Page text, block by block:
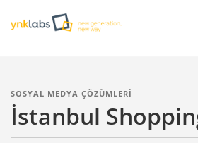
Çözümler
SOSYAL MEDYA ÇÖZÜMLERİ
İstanbul